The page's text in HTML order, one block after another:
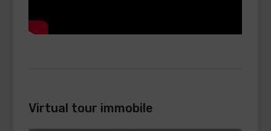
Virtual tour immobile